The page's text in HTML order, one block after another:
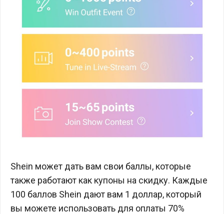
Shein может дать вам свои баллы, которые
также работают как купоны на скидку. Каждые
100 баллов Shein дают вам 1 доллар, который
вы можете использовать для оплаты 70%